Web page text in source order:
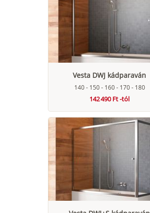
Vesta DWJ kádparaván
140 - 150 - 160 - 170 - 180
142 490 Ft -tól